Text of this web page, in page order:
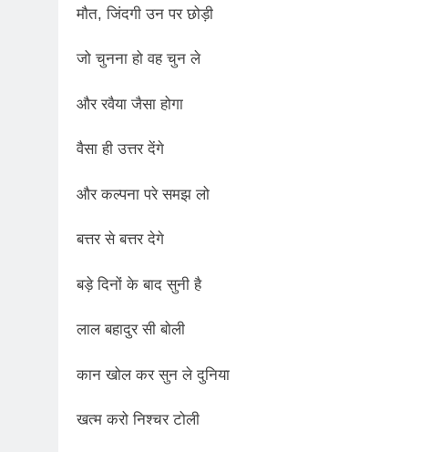
मौत, जिंदगी उन पर छोड़ी
जो चुनना हो वह चुन ले
और रवैया जैसा होगा
वैसा ही उत्तर देंगे
और कल्पना परे समझ लो
बत्तर से बत्तर देगे
बड़े दिनों के बाद सुनी है
लाल बहादुर सी बोली
कान खोल कर सुन ले दुनिया
खत्म करो निश्चर टोली